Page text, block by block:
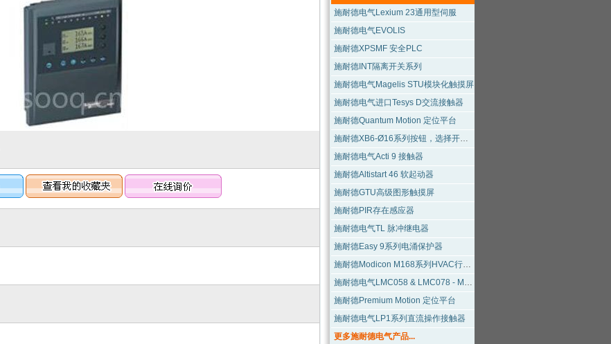
施耐德电气Lexium 23通用型伺服
施耐德电气EVOLIS
施耐德XPSMF 安全PLC
施耐德INT隔离开关系列
施耐德电气Magelis STU模块化触摸屏
施耐德电气进口Tesys D交流接触器
施耐德Quantum Motion 定位平台
施耐德XB6-Ø16系列按钮，选择开关及指示灯
施耐德电气Acti 9 接触器
施耐德Altistart 46 软起动器
施耐德GTU高级图形触摸屏
施耐德PIR存在感应器
施耐德电气TL 脉冲继电器
施耐德Easy 9系列电涌保护器
施耐德Modicon M168系列HVAC行业专用PLC
施耐德电气LMC058 & LMC078 - Modicon 运动控制器
施耐德Premium Motion 定位平台
施耐德电气LP1系列直流操作接触器
更多施耐德电气产品...